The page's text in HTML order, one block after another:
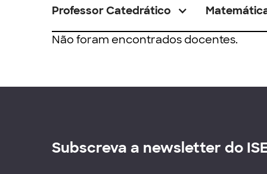
Professor Catedrático
Não foram encontrados docentes.
Subscreva a newsletter do